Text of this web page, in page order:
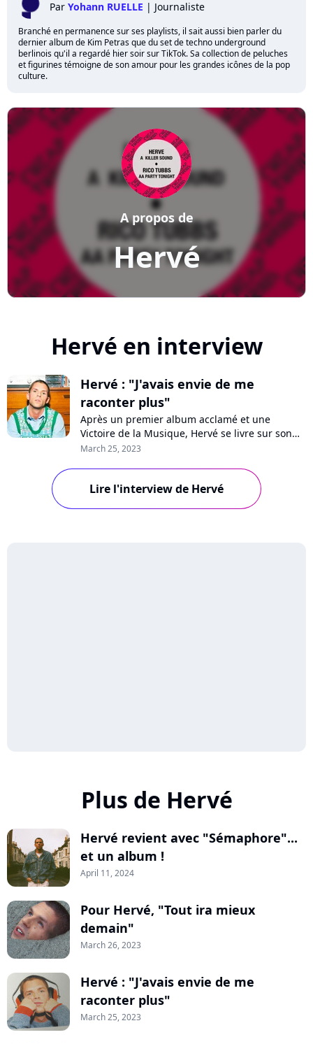
Par Yohann RUELLE | Journaliste
Branché en permanence sur ses playlists, il sait aussi bien parler du
dernier album de Kim Petras que du set de techno underground
berlinois qu'il a regardé hier soir sur TikTok. Sa collection de peluches
et figurines témoigne de son amour pour les grandes icônes de la pop
culture.
Hervé
A propos de
Hervé en interview
Hervé : "J'avais envie de me
raconter plus"
Après un premier album acclamé et une
Victoire de la Musique, Hervé se livre sur son
histoire dans son deuxième disque "Intérieur
March 25, 2023
Lire l'interview de Hervé
Plus de Hervé
Hervé revient avec "Sémaphore"...
et un album !
April 11, 2024
Pour Hervé, "Tout ira mieux
demain"
March 26, 2023
Hervé : "J'avais envie de me
raconter plus"
March 25, 2023